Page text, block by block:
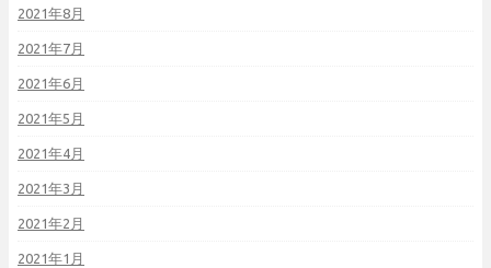
2021年8月
2021年7月
2021年6月
2021年5月
2021年4月
2021年3月
2021年2月
2021年1月